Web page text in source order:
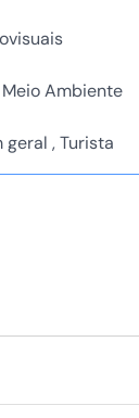
Ambiente
geral , Turista